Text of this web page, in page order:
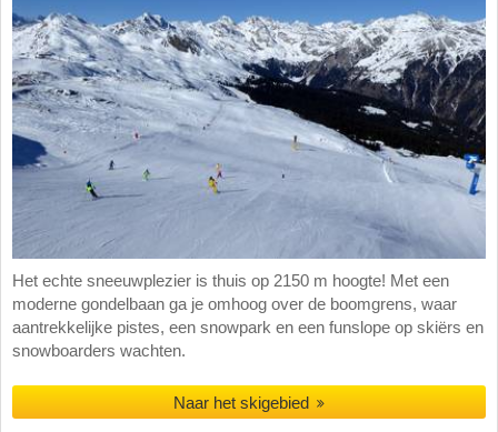
Het echte sneeuwplezier is thuis op 2150 m hoogte! Met een
moderne gondelbaan ga je omhoog over de boomgrens, waar
aantrekkelijke pistes, een snowpark en een funslope op skiërs en
snowboarders wachten.
Naar het skigebied